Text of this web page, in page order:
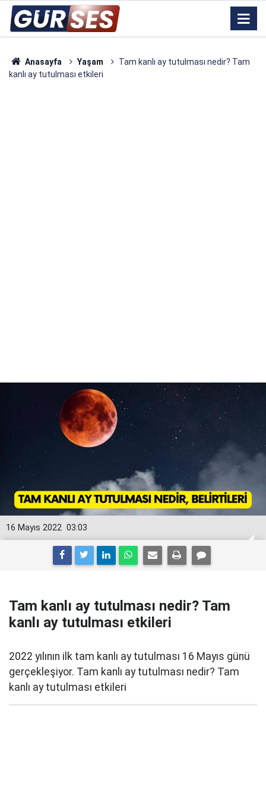
Anasayfa Yaşam
Tam kanlı ay tutulması nedir? Tam
kanlı ay tutulması etkileri
03:03
16 Mayıs 2022
Tam kanlı ay tutulması nedir? Tam
kanlı ay tutulması etkileri
2022 yılının ilk tam kanlı ay tutulması 16 Mayıs günü
gerçekleşiyor. Tam kanlı ay tutulması nedir? Tam
kanlı ay tutulması etkileri